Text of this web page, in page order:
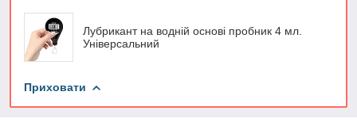
Лубрикант на водній основі пробник 4 мл.
Універсальний
Приховати